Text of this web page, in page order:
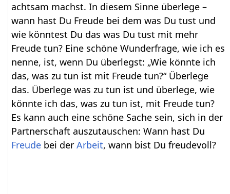
achtsam machst. In diesem Sinne überlege –
wann hast Du Freude bei dem was Du tust und
wie könntest Du das was Du tust mit mehr
Freude tun? Eine schöne Wunderfrage, wie ich es
nenne, ist, wenn Du überlegst: „Wie könnte ich
das, was zu tun ist mit Freude tun?“ Überlege
das. Überlege was zu tun ist und überlege, wie
könnte ich das, was zu tun ist, mit Freude tun?
Es kann auch eine schöne Sache sein, sich in der
Partnerschaft auszutauschen: Wann hast Du
Freude bei derArbeit, wann bist Du freudevoll?